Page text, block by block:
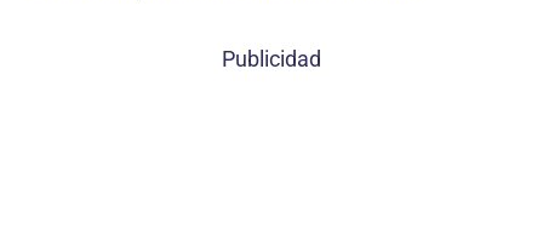
Publicidad